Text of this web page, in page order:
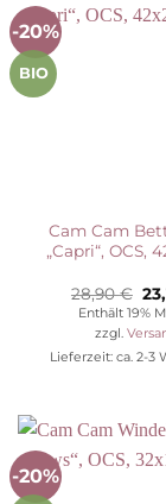
-20%
BIO
Cam Cam
„Capri“, OCS,
28,90€
Enthält 19%
zzgl.
Lieferzeit: ca. 2-3
-20%